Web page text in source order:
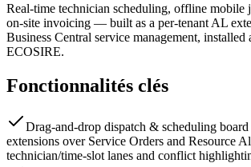
Real-time technician scheduling, offline mobile
on-site invoicing — built as a per-tenant AL
Business Central service management, installed
ECOSIRE.
Fonctionnalités clés
Drag-and-drop dispatch & scheduling board
extensions over Service Orders and Resource
technician/time-slot lanes and conflict